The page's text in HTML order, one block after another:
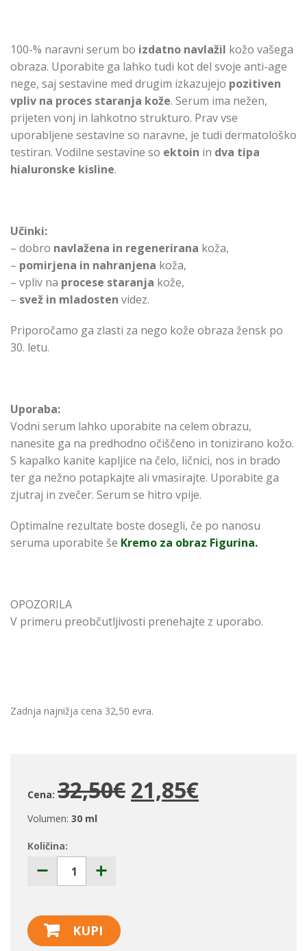
100-% naravni serum bo izdatno navlažil kožo vašega
obraza. Uporabite ga lahko tudi kot del svoje anti-age
nege, saj sestavine med drugim izkazujejo pozitiven
vpliv na proces staranja kože. Serum ima nežen,
prijeten vonj in lahkotno strukturo. Prav vse
uporabljene sestavine so naravne, je tudi dermatološko
testiran. Vodilne sestavine so ektoin in dva tipa
hialuronske kisline.
Učinki:
– dobro navlažena in regenerirana koža,
– pomirjena in nahranjena koža,
– vpliv na procese staranja kože,
– svež in mladosten videz.
Priporočamo ga zlasti za nego kože obraza žensk po
30. letu.
Uporaba:
Vodni serum lahko uporabite na celem obrazu,
nanesite ga na predhodno očiščeno in tonizirano kožo.
S kapalko kanite kapljice na čelo, ličnici, nos in brado
ter ga nežno potapkajte ali vmasirajte. Uporabite ga
zjutraj in zvečer. Serum se hitro vpije.
Optimalne rezultate boste dosegli, če po nanosu
seruma uporabite še Kremo za obraz Figurina.
OPOZORILA
V primeru preobčutljivosti prenehajte z uporabo.
Zadnja najnižja cena 32,50 evra.
Cena: 32,50€ 21,85€
Volumen: 30 ml
Količina:
KUPI